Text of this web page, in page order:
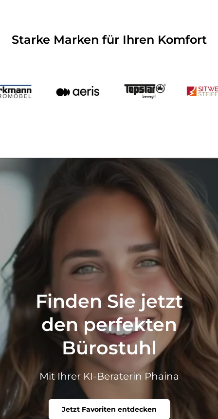
Starke Marken für Ihren Komfort
Finden Sie jetzt
den perfekten
Bürostuhl
Mit Ihrer KI-Beraterin Phaina
Jetzt Favoriten entdecken